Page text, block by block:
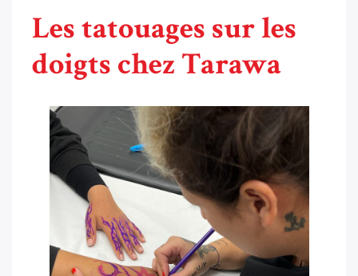
Les tatouages sur les
doigts chez Tarawa